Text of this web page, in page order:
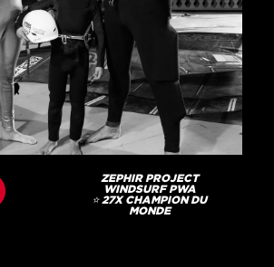
ZEPHIR PROJECT
WINDSURF PWA
⭐️ 27X CHAMPION DU
MONDE